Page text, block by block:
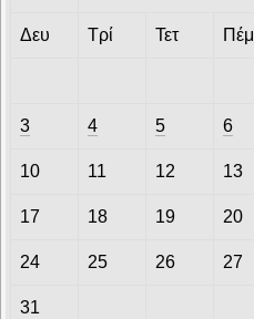
Δευ Τρί Τετ Πέμ
3 4 5 6
10 11 12 13
17 18 19 20
24 25 26 27
31